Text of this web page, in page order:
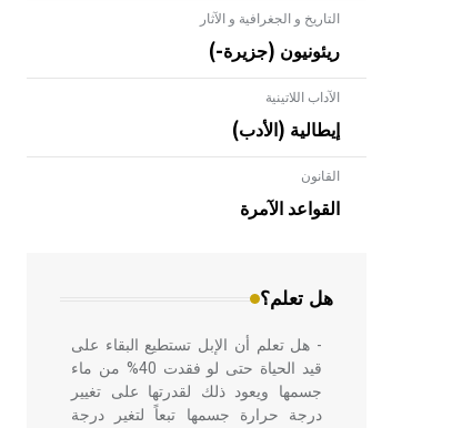
التاريخ و الجغرافية و الآثار
ريئونيون (جزيرة-)
الآداب اللاتينية
إيطالية (الأدب)
القانون
القواعد الآمرة
هل تعلم؟
- هل تعلم أن الأبلق نوع من الفنون
الهندسية التي ارتبطت بالعمارة الإسلامية
في بلاد الشام ومصر خاصة، حيث يحرص
- هل تعلم أن الإبل تستطيع البقاء على
قيد الحياة حتى لو فقدت 40% من ماء
جسمها ويعود ذلك لقدرتها على تغيير
درجة حرارة جسمها تبعاً لتغير درجة